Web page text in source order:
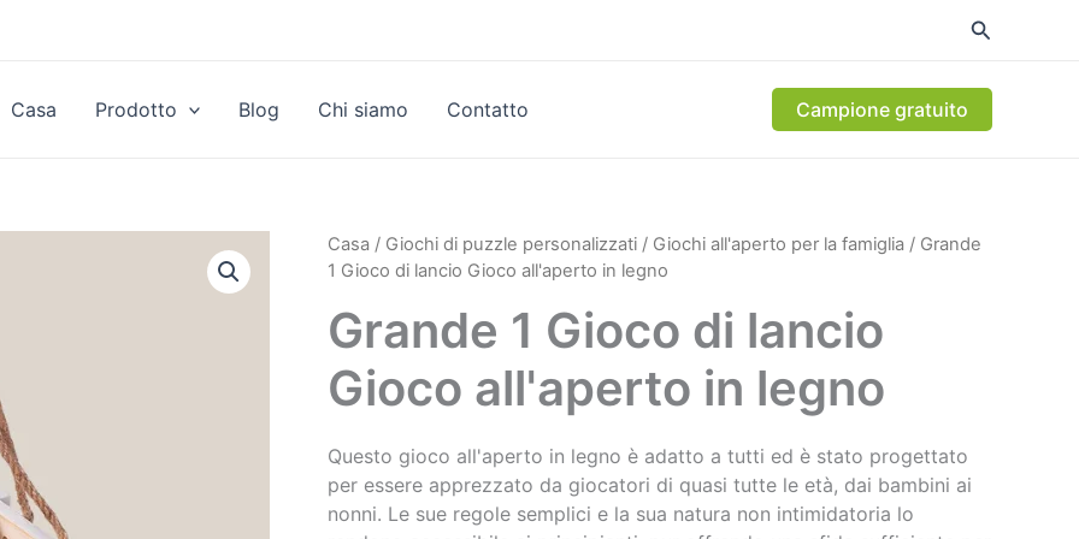
Casa Prodotto Blog Chi siamo Contatto Campione gratuito
Casa / Giochi di puzzle personalizzati / Giochi all'aperto per la famiglia / Grande
1 Gioco di lancio Gioco all'aperto in legno
Grande 1 Gioco di lancio
Gioco all'aperto in legno
Questo gioco all'aperto in legno è adatto a tutti ed è stato progettato
per essere apprezzato da giocatori di quasi tutte le età, dai bambini ai
nonni. Le sue regole semplici e la sua natura non intimidatoria lo